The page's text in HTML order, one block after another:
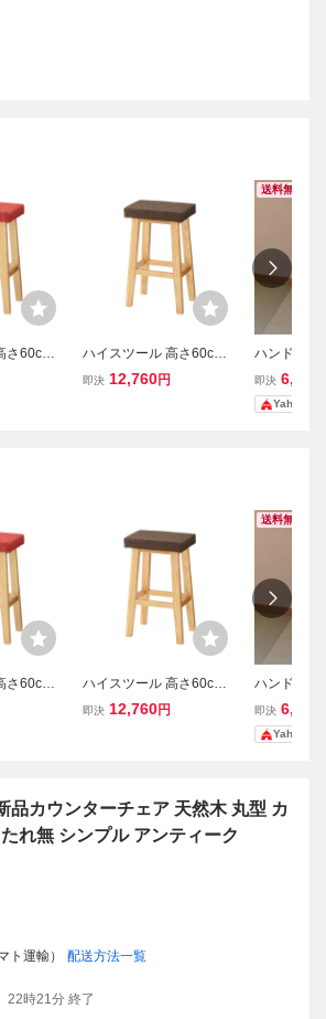
さ60cm
チェア
ハイスツール 高さ60cm
天然木 カウンターチェア
即決 12,760円
送料無料
ハンドメイ
ル 天然木
ア
即決 6,900
Yahoo!フ
さ60cm
チェア
ハイスツール 高さ60cm
天然木 カウンターチェア
即決 12,760円
送料無料
ハンドメイ
ル 天然木
ア
即決 6,900
Yahoo!フ
カウンターチェア 天然木 丸型 カ
れ無 シンプル アンティーク
ト運輸） 配送方法一覧
22時21分 終了